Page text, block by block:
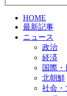
HOME
最新記事
ニュース
政治
経済
国際・
北朝鮮
社会・